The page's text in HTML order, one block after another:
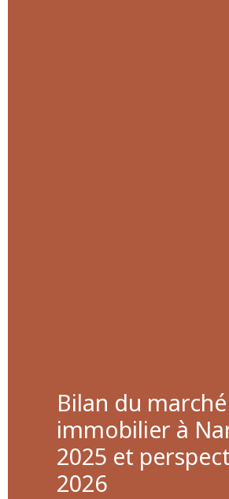
Bilan du marché
immobilier à
2025 et
2026